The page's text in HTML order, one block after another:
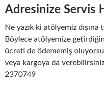
Adresinize Servis
Ne yazık ki atölyemiz
Böylece atölyemize
ücreti de ödememiş
veya kargoya da
2370749